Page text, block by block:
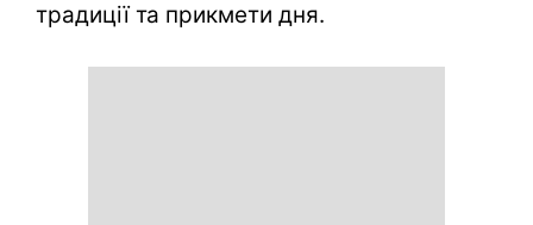
традиції та прикмети дня.